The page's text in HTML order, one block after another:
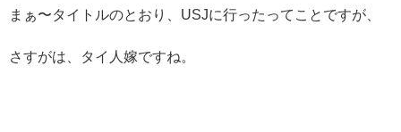
まぁ〜タイトルのとおり、USJに行ったってことですが、
さすがは、タイ人嫁ですね。